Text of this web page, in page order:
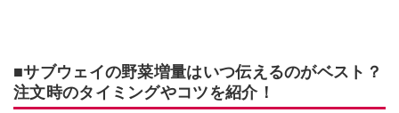
■サブウェイの野菜増量はいつ伝えるのがベスト？
注文時のタイミングやコツを紹介！